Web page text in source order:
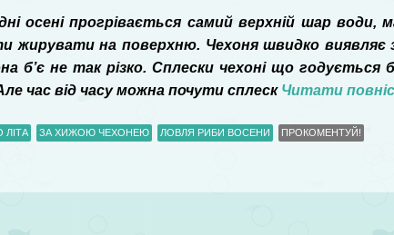
осені прогрівається самий верхній шар води,
жирувати на поверхню. Чехоня швидко виявляє
б’є не так різко. Сплески чехоні що годується
час від часу можна почути сплеск Читати
ЛІТА ЗА ХИЖОЮ ЧЕХОНЕЮ ЛОВЛЯ РИБИ ВОСЕНИ ПРОКОМЕНТУЙ!